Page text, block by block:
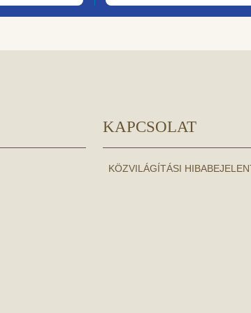
KAPCSOLAT
KÖZVILÁGÍTÁSI